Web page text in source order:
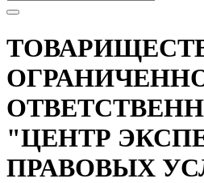
"ЦЕНТР
ПРАВОВЫХ